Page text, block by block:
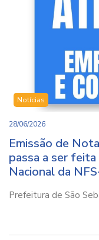
Notícias
28/06/2026
Emissão de
passa a ser
Nacional da
Prefeitura de São